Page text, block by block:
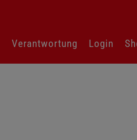
Verantwortung Login